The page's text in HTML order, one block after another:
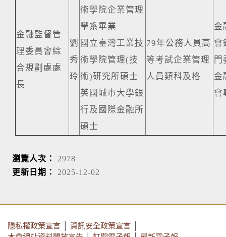
金融監督管
理委員會綜
合規劃處處
長
劉
秀
玲
術學院企業管理
學系畢業
國立臺灣工業技
術學院管理(技
術)研究所碩士
英國城市大學銀
行及國際金融所
碩士
79年公務人員高
等考試企業管理
人員類科及格
金
會
門
金
會
瀏覽人次： 2978
更新日期： 2025-12-02
隱私權政策宣言 資訊安全政策宣言